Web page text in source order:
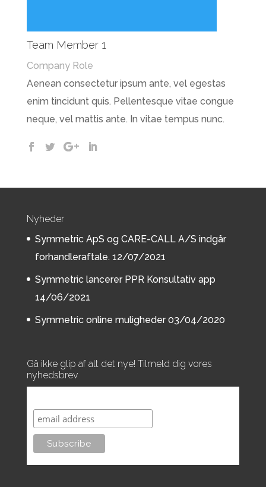
Team Member 1
Company Role
Aenean consectetur ipsum ante, vel egestas
enim tincidunt quis. Pellentesque vitae congue
neque, vel mattis ante. In vitae tempus nunc.
Nyheder
Symmetric ApS og CARE-CALL A/S indgår
forhandleraftale. 12/07/2021
Symmetric lancerer PPR Konsultativ app
14/06/2021
Symmetric online muligheder 03/04/2020
Gå ikke glip af alt det nye! Tilmeld dig vores
nyhedsbrev